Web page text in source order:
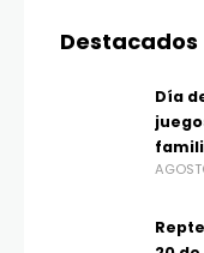
Destacados
Día